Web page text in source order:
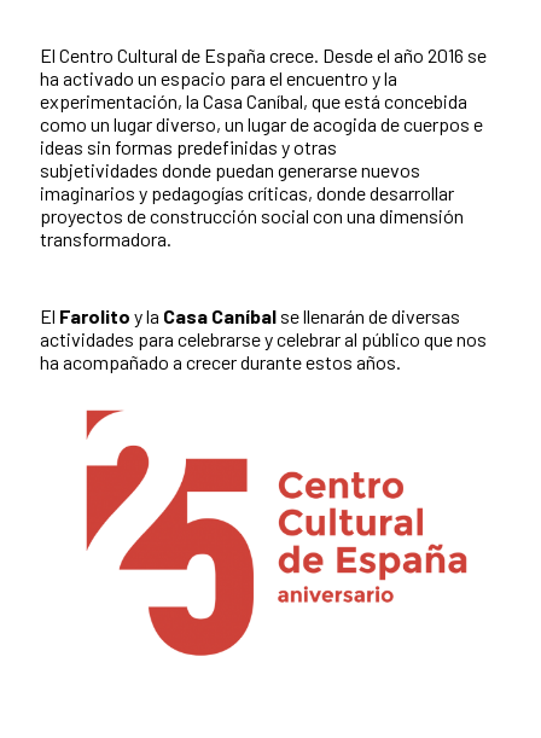
El Centro Cultural de España crece. Desde el año 2016 se
ha activado un espacio para el encuentro y la
experimentación, la Casa Caníbal, que está concebida
como un lugar diverso, un lugar de acogida de cuerpos e
ideas sin formas predefinidas y otras
subjetividades donde puedan generarse nuevos
imaginarios y pedagogías críticas, donde desarrollar
proyectos de construcción social con una dimensión
transformadora.
El Farolito y la Casa Caníbal se llenarán de diversas
actividades para celebrarse y celebrar al público que nos
ha acompañado a crecer durante estos años.